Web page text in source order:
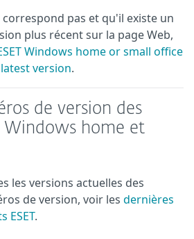
correspond pas et qu'il existe un
plus récent sur la page Web,
Windows home or small office
version.
de version des
Windows home et
les versions actuelles des
de version, voir les dernières
ESET.